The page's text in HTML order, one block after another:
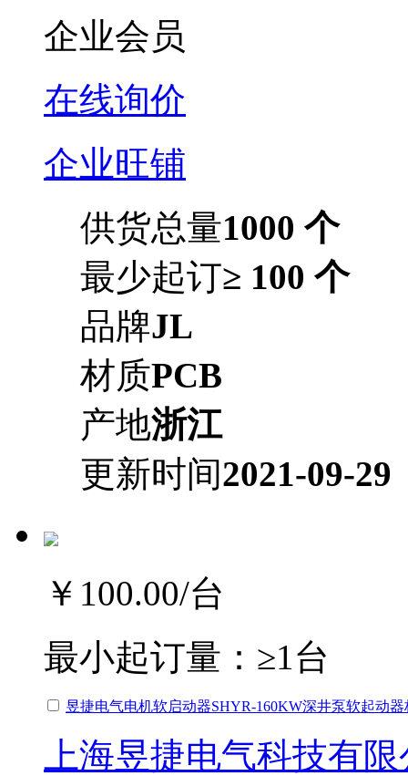
企业会员
在线询价
企业旺铺
供货总量1000 个
最少起订≥ 100 个
品牌JL
材质PCB
产地浙江
更新时间2021-09-29
￥100.00/台
最小起订量： ≥1台
昱捷电气电机软启动器SHYR-160KW深井泵软起动
上海昱捷电气科技有